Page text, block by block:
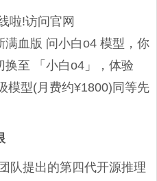
啦!访问官网
血版 问小白o4 模型，你
至 「小白o4」，体验
模型(月费约¥1800)同等先
队提出的第四代开源推理